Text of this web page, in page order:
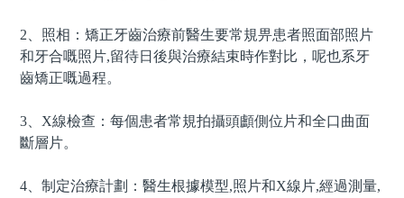
2、照相：矯正牙齒治療前醫生要常規畀患者照面部照片
和牙合嘅照片,留待日後與治療結束時作對比，呢也系牙
齒矯正嘅過程。
3、X線檢查：每個患者常規拍攝頭顱側位片和全口曲面
斷層片。
4、制定治療計劃：醫生根據模型,照片和X線片,經過測量,